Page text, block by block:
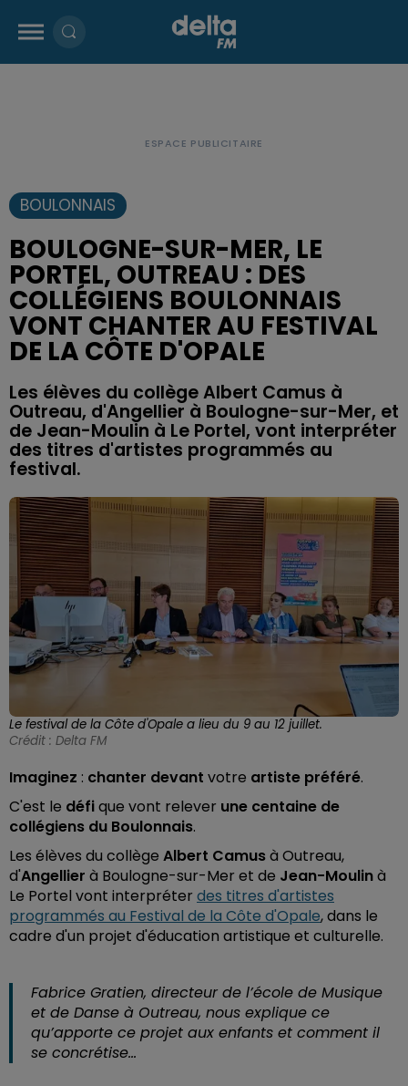
BOULONNAIS
BOULOGNE-SUR-MER, LE
PORTEL, OUTREAU : DES
COLLÉGIENS BOULONNAIS
VONT CHANTER AU FESTIVAL
DE LA CÔTE D'OPALE
Les élèves du collège Albert Camus à
Outreau, d'Angellier à Boulogne-sur-Mer, et
de Jean-Moulin à Le Portel, vont interpréter
des titres d'artistes programmés au
festival.
Le festival de la Côte d'Opale a lieu du 9 au 12 juillet.
Crédit : Delta FM
Imaginez : chanter devant votre artiste préféré.
C'est le défique vont relever une centaine de
collégiens du Boulonnais.
Les élèves du collège Albert Camusà Outreau,
d'Angellier à Boulogne-sur-Mer et de Jean-Moulinà
Le Portel vont interpréter des titres d'artistes
programmés au Festival de la Côte d'Opale, dans le
cadre d'un projet d'éducation artistique et culturelle.
Fabrice Gratien, directeur de l’école de Musique
et de Danse à Outreau, nous explique ce
qu’apporte ce projet aux enfants et comment il
se concrétise...